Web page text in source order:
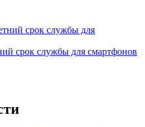
срок службы для смартфонов